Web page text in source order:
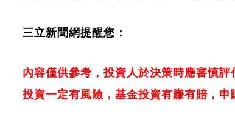
三立新聞網提醒您：
內容僅供參考，投資人於決策時應審慎評
投資一定有風險，基金投資有賺有賠，申